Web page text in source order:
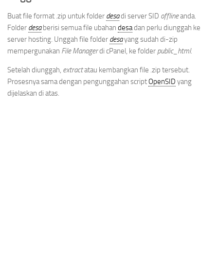
Buat file format .zip untuk folder desadi server SID offlineanda.
Folder desaberisi semua file ubahan desadan perlu diunggah ke
server hosting. Unggah file folder desayang sudah di-zip
mempergunakan File Managerdi cPanel, ke folder public_html.
Setelah diunggah, extractatau kembangkan file .zip tersebut.
Prosesnya sama dengan pengunggahan script OpenSID yang
dijelaskan di atas.